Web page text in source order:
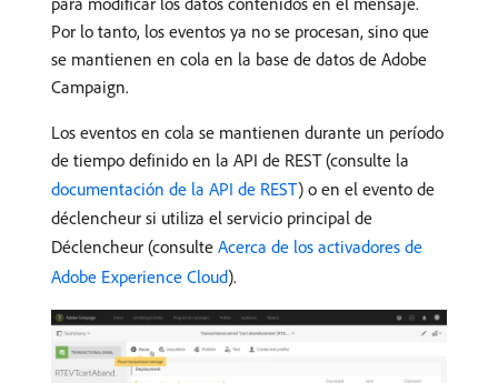
Por lo tanto, los eventos ya no se procesan, sino que
se mantienen en cola en la base de datos de Adobe
Campaign.
Los eventos en cola se mantienen durante un período
de tiempo definido en la API de REST (consulte la
documentación de la API de REST) o en el evento de
déclencheur si utiliza el servicio principal de
Déclencheur (consulte Acerca de los activadores de
Adobe Experience Cloud).